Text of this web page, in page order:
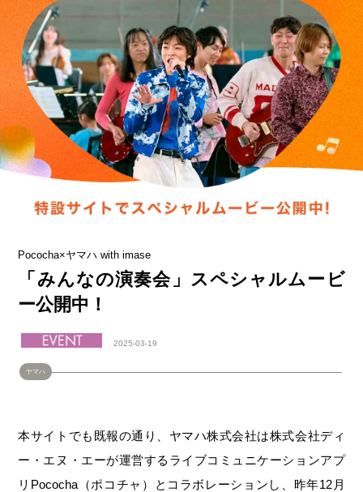
Pococha×ヤマハ with imase
「みんなの演奏会」スペシャルムービ
ー公開中！
2025-03-19
ヤマハ
本サイトでも既報の通り、ヤマハ株式会社は株式会社ディ
ー・エヌ・エーが運営するライブコミュニケーションアプ
リPococha（ポコチャ）とコラボレーションし、昨年12月